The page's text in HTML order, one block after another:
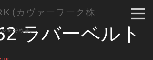
(カヴァーワーク株
を決める。ラバーベルト